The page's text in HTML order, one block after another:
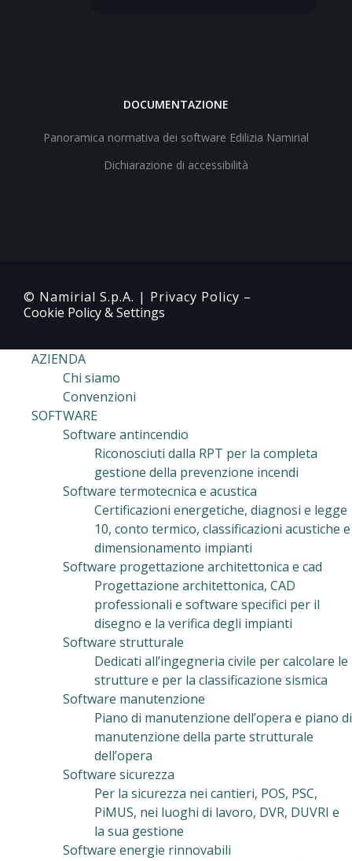
DOCUMENTAZIONE
Panoramica normativa dei software Edilizia Namirial
Dichiarazione di accessibilità
© Namirial S.p.A. | Privacy Policy –
Cookie Policy & Settings
AZIENDA
Chi siamo
Convenzioni
SOFTWARE
Software antincendio
Riconosciuti dalla RPT per la completa
gestione della prevenzione incendi
Software termotecnica e acustica
Certificazioni energetiche, diagnosi e legge
10, conto termico, classificazioni acustiche e
dimensionamento impianti
Software progettazione architettonica e cad
Progettazione architettonica, CAD
professionali e software specifici per il
disegno e la verifica degli impianti
Software strutturale
Dedicati all’ingegneria civile per calcolare le
strutture e per la classificazione sismica
Software manutenzione
Piano di manutenzione dell’opera e piano di
manutenzione della parte strutturale
dell’opera
Software sicurezza
Per la sicurezza nei cantieri, POS, PSC,
PiMUS, nei luoghi di lavoro, DVR, DUVRI e
la sua gestione
Software energie rinnovabili